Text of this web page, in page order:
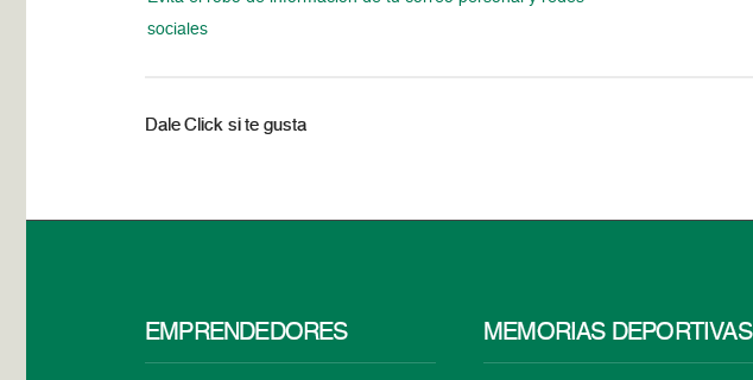
sociales
Dale Click si te gusta
EMPRENDEDORES MEMORIAS DEPORTIVAS